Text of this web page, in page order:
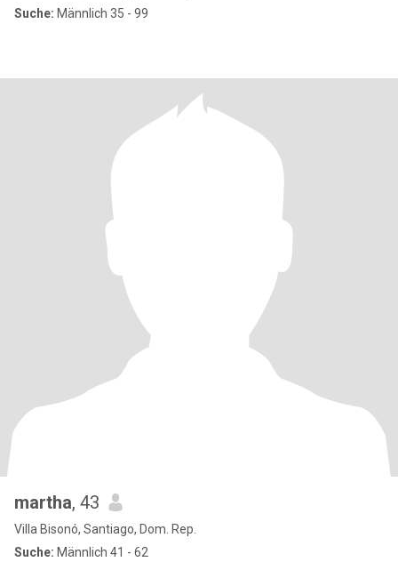
Suche: Männlich 35 - 99
martha, 43
Villa Bisonó, Santiago, Dom. Rep.
Suche: Männlich 41 - 62